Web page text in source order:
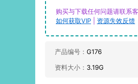
购买与下载任何问题请联系
如何获取VIP
资源失效反馈
产品编号： G176
资料大小： 3.19G